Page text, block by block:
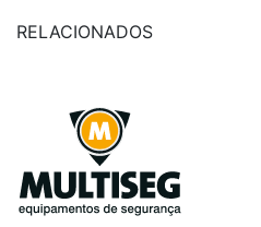
RELACIONADOS